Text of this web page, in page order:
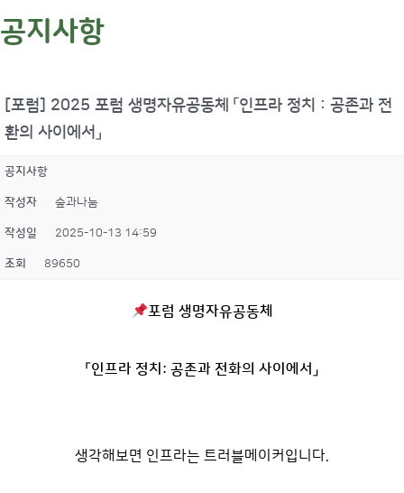
공지사항
[포럼] 2025 포럼 생명자유공동체 「인프라 정치 : 공존과 전
환의 사이에서」
공지사항
작성자 숲과나눔
작성일 2025-10-13 14:59
조회 89650
포럼 생명자유공동체
「인프라 정치: 공존과 전화의 사이에서」
생각해보면 인프라는 트러블메이커입니다.